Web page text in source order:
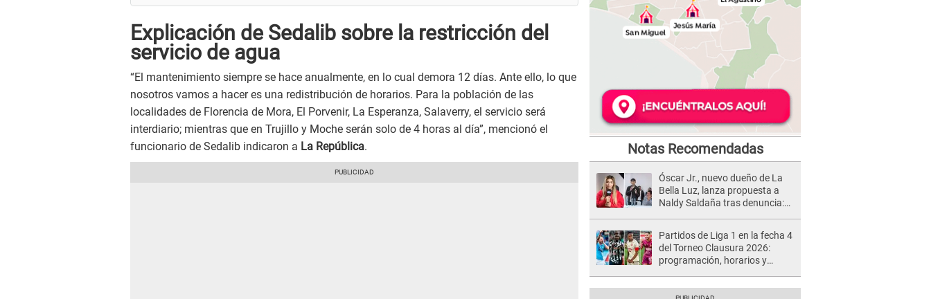
Explicación de Sedalib sobre la restricción del
servicio de agua
“El mantenimiento siempre se hace anualmente, en lo cual demora 12 días. Ante ello, lo que
nosotros vamos a hacer es una redistribución de horarios. Para la población de las
localidades de Florencia de Mora, El Porvenir, La Esperanza, Salaverry, el servicio será
interdiario; mientras que en Trujillo y Moche serán solo de 4 horas al día”, mencionó el
funcionario de Sedalib indicaron a La República. Notas Recomendadas
Óscar Jr., nuevo dueño de La
Bella Luz, lanza propuesta a
Naldy Saldaña tras denuncia:
Partidos de Liga 1 en la fecha 4
del Torneo Clausura 2026:
programación, horarios y